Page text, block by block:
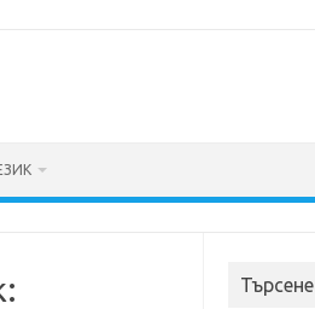
Търсене